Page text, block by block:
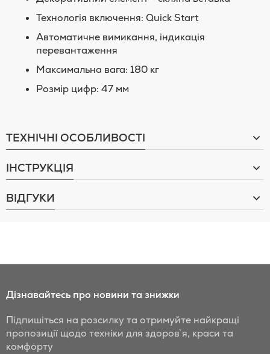
Технологія включення: Quick Start
Автоматичне вимикання, індикація
перевантаження
Максимальна вага: 180 кг
Розмір цифр: 47 мм
ТЕХНІЧНІ ОСОБЛИВОСТІ
ІНСТРУКЦІЯ
ВІДГУКИ
Дізнавайтесь про новини та знижки
Підпишіться на розсилку та отримуйте найкращі
пропозиції щодо техніки для здоров`я, краси та
комфорту